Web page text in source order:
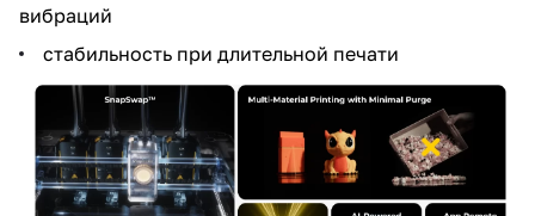
вибраций
стабильность при длительной печати